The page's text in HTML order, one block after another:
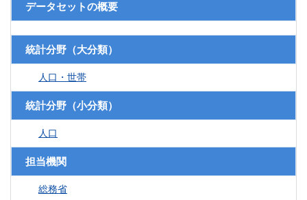
データセットの概要
統計分野（大分類）
人口・世帯
統計分野（小分類）
人口
担当機関
総務省